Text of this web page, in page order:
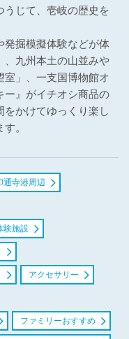
うじて、壱岐の歴史を
発掘模擬体験などが体
、九州本土の山並みや
室」、一支国博物館オ
ー』がイチオシ商品の
をかけてゆっくり楽し
。
通寺港周辺
験施設
アクセサリー
ファミリーおすすめ